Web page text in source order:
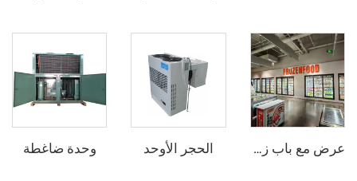
عرض مع باب زجاجي مبرد / ثلاجة دخولية الحجر الأوحد وحدة ضاغطة